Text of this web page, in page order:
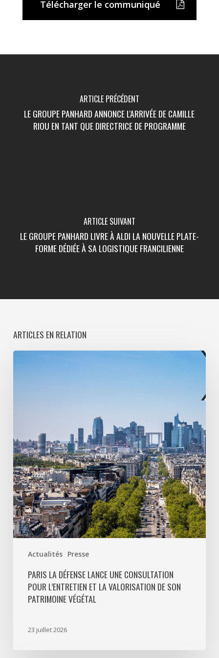
Télécharger le communiqué
ARTICLE PRÉCÉDENT
LE GROUPE PANHARD ANNONCE L'ARRIVÉE DE CAMILLE
RIOU EN TANT QUE DIRECTRICE DE PROGRAMME
ARTICLE SUIVANT
LE GROUPE PANHARD LIVRE À ALDI LA NOUVELLE PLATE-
FORME DÉDIÉE À SA LOGISTIQUE FRANCILIENNE
ARTICLES EN RELATION
Actualités Presse
Paris
La
consultation
pour
l’entretien
et
la
valorisation
de
son
patrimoine
végétal
PARIS LA DÉFENSE LANCE UNE CONSULTATION
POUR L’ENTRETIEN ET LA VALORISATION DE SON
PATRIMOINE VÉGÉTAL
23 juillet 2026